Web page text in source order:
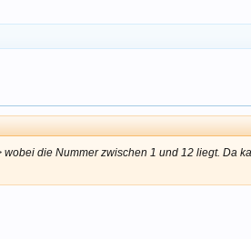
die Nummer zwischen 1 und 12 liegt. Da